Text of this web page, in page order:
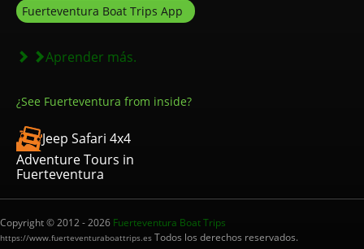
Fuerteventura Boat Trips App
Aprender más.
¿See Fuerteventura from inside?
Jeep Safari 4x4
Adventure Tours in
Fuerteventura
Copyright © 2012 - 2026 Fuerteventura Boat Trips
https://www.fuerteventuraboattrips.es Todos los derechos reservados.